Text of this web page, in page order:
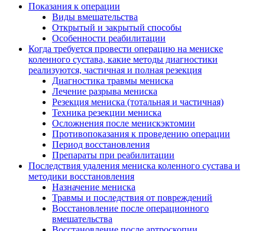
Показания к операции
Виды вмешательства
Открытый и закрытый способы
Особенности реабилитации
Когда требуется провести операцию на мениске
коленного сустава, какие методы диагностики
реализуются, частичная и полная резекция
Диагностика травмы мениска
Лечение разрыва мениска
Резекция мениска (тотальная и частичная)
Техника резекции мениска
Осложнения после менискэктомии
Противопоказания к проведению операции
Период восстановления
Препараты при реабилитации
Последствия удаления мениска коленного сустава и
методики восстановления
Назначение мениска
Травмы и последствия от повреждений
Восстановление после операционного
вмешательства